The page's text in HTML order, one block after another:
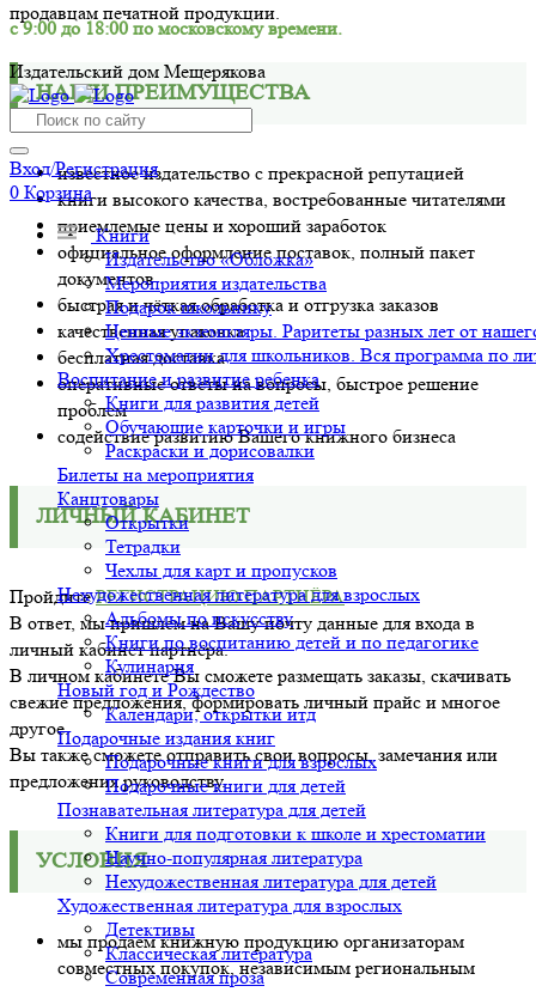
с 9:00 до 18:00 по московскому времени.
Издательский дом Мещерякова
Вход/Регистрация
0 Корзина
Книги
Издательство «Обложка»
Мероприятия издательства
Подарок школьнику
Ценные экземпляры. Раритеты разных лет от
Хрестоматии для школьников. Вся программа по
Воспитание и развитие ребенка
Книги для развития детей
Обучающие карточки и игры
Раскраски и дорисовалки
Билеты на мероприятия
Канцтовары
Открытки
Тетрадки
Чехлы для карт и пропусков
Нехудожественная литература для взрослых
Альбомы по искусству
Книги по воспитанию детей и по педагогике
Кулинария
Новый год и Рождество
Календари, открытки итд
Подарочные издания книг
Подарочные книги для взрослых
Подарочные книги для детей
Познавательная литература для детей
Книги для подготовки к школе и хрестоматии
Научно-популярная литература
Нехудожественная литература для детей
Художественная литература для взрослых
Детективы
Классическая литература
Современная проза
продавцам печатной продукции.
НАШИ ПРЕИМУЩЕСТВА
известное издательство с прекрасной репутацией
книги высокого качества, востребованные читателями
приемлемые цены и хороший заработок
официальное оформление поставок, полный пакет
документов
быстрая и чёткая обработка и отгрузка заказов
качественная упаковка
бесплатная доставка
оперативные ответы на вопросы, быстрое решение
проблем
содействие развитию Вашего книжного бизнеса
ЛИЧНЫЙ КАБИНЕТ
ПройдитеРЕГИСТРАЦИЮ ПАРТНЁРА
В ответ, мы пришлем на Вашу почту данные для входа в
личный кабинет партнёра.
В личном кабинете Вы сможете размещать заказы, скачивать
свежие предложения, формировать личный прайс и многое
другое.
Вы также сможете отправить свои вопросы, замечания или
предложения руководству.
УСЛОВИЯ
мы продаём книжную продукцию организаторам
совместных покупок, независимым региональным